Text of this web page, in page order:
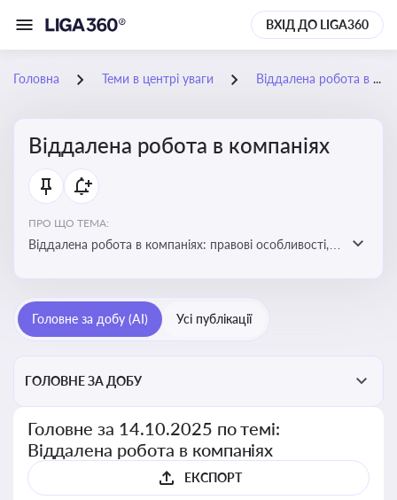
ВХІД ДО LIGA360
Головна Теми в центрі уваги Віддалена робота в компаніях
Віддалена робота в компаніях
ПРО ЩО ТЕМА:
Віддалена робота в компаніях: правові особливості,
Головне за добу (AI) Усі публікації
ГОЛОВНЕ ЗА ДОБУ
Головне за 14.10.2025 по темі:
Віддалена робота в компаніях
ЕКСПОРТ